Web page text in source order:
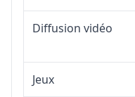
Diffusion vidéo
Jeux